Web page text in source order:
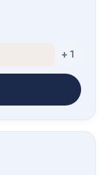
+ 1